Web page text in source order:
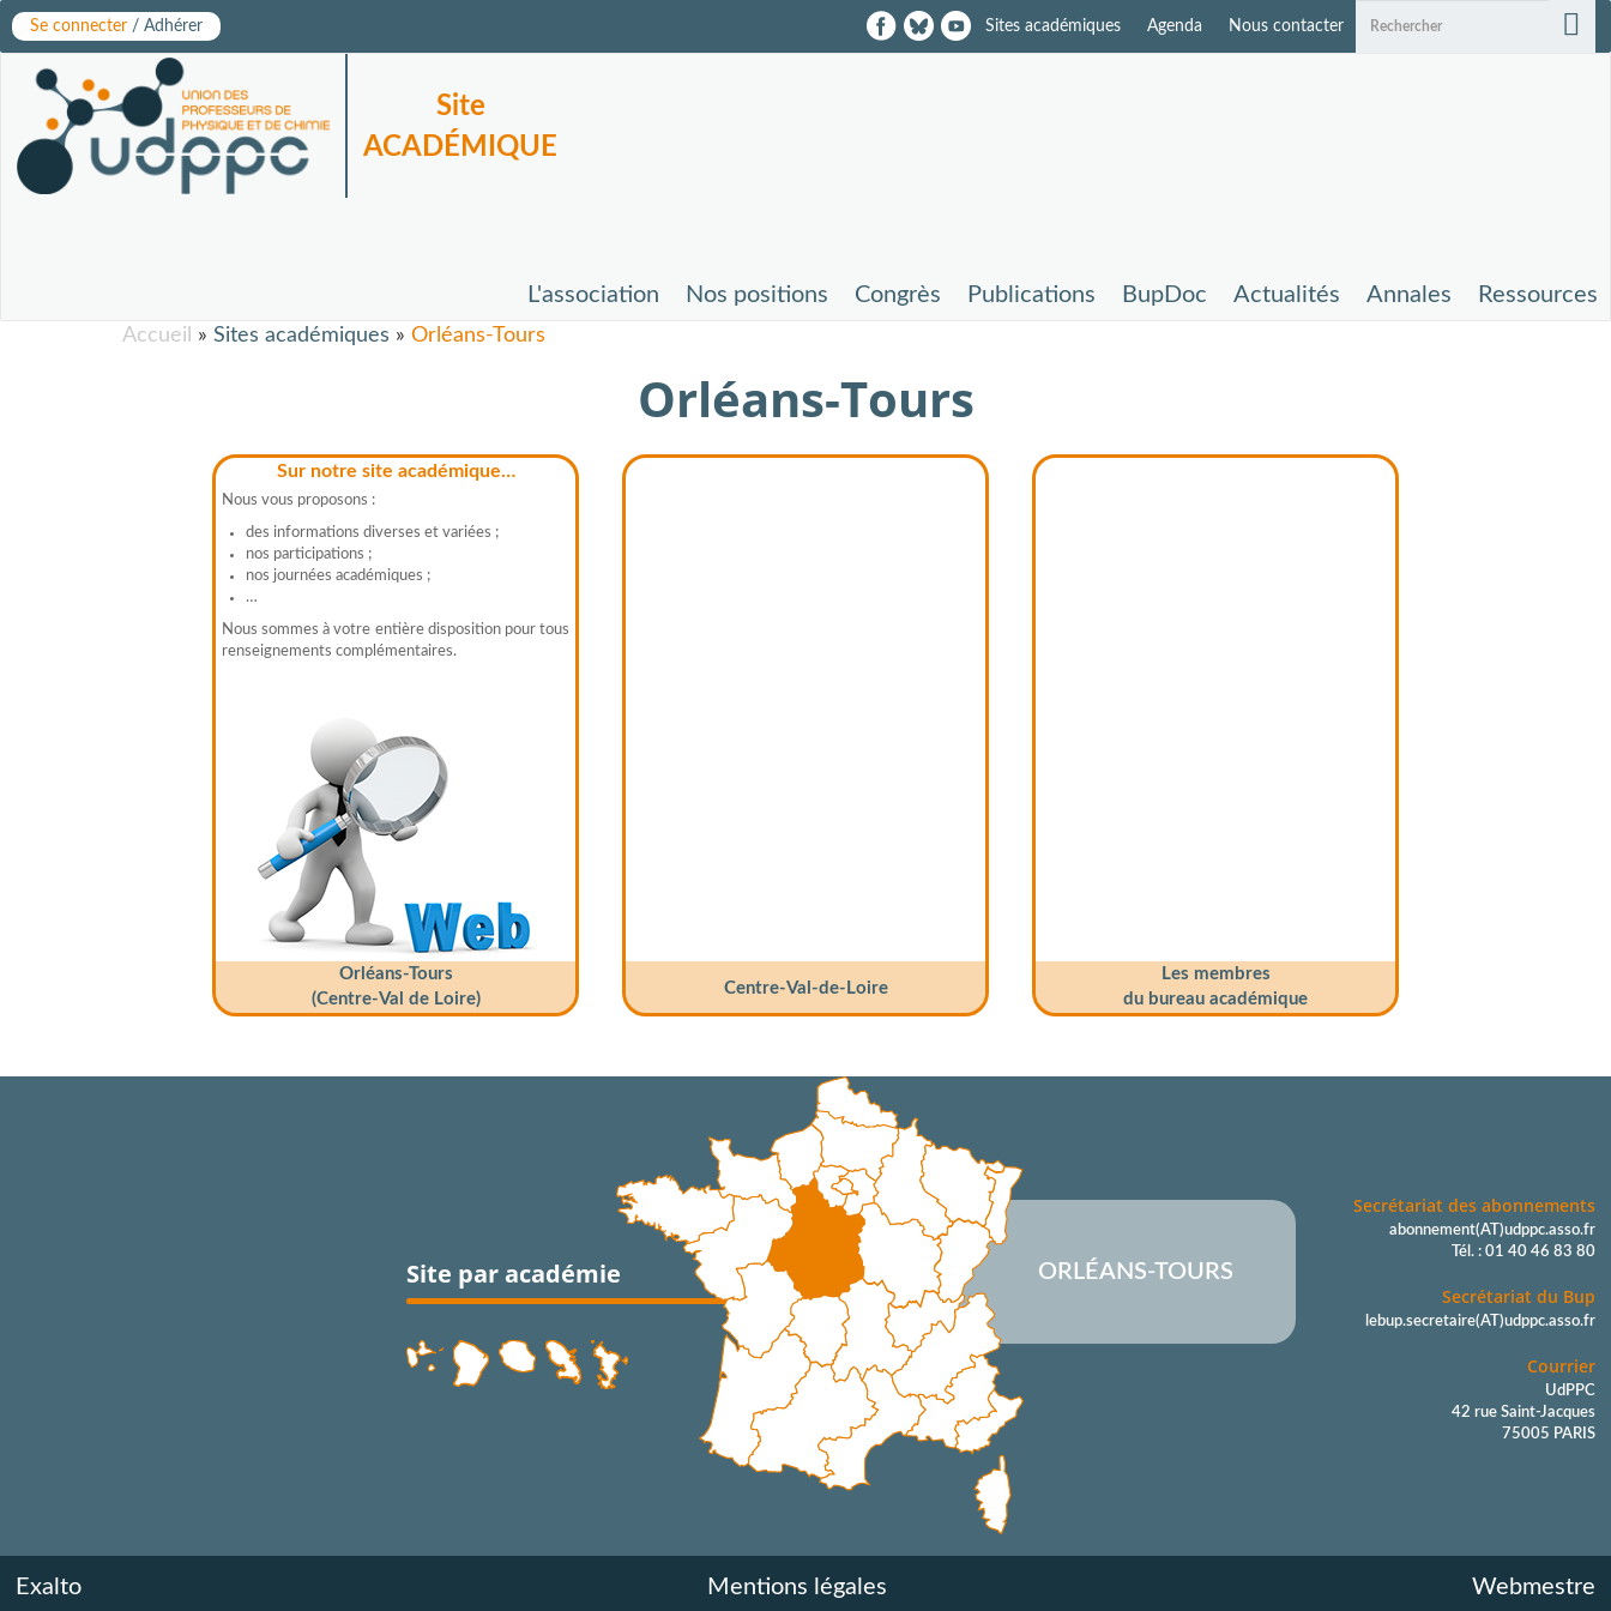
Se connecter / Adhérer Sites académiques Agenda Nous contacter
Site
ACADÉMIQUE
L'association Nos positions Congrès Publications BupDoc Actualités Annales Ressources
Accueil » Sites académiques » Orléans-Tours
Orléans-Tours
Sur notre site académique…
Nous vous proposons :
des informations diverses et variées ;
nos participations ;
nos journées académiques ;
…
Nous sommes à votre entière disposition pour tous
renseignements complémentaires.
Orléans-Tours
(Centre-Val de Loire)
Centre-Val-de-Loire
Les membres
du bureau académique
Site par académie ORLÉANS-TOURS
Secrétariat des abonnements
abonnement(AT)udppc.asso.fr
Tél. : 01 40 46 83 80
Secrétariat du Bup
lebup.secretaire(AT)udppc.asso.fr
Courrier
UdPPC
42 rue Saint-Jacques
75005 PARIS
Exalto Mentions légales Webmestre